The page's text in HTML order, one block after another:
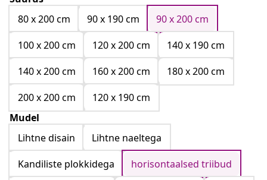
80 x 200 cm
90 x 190 cm
90 x 200 cm
100 x 200 cm
120 x 200 cm
140 x 190 cm
140 x 200 cm
160 x 200 cm
180 x 200 cm
200 x 200 cm
120 x 190 cm
Mudel
Lihtne disain
Lihtne naeltega
Kandiliste plokkidega
horisontaalsed triibud